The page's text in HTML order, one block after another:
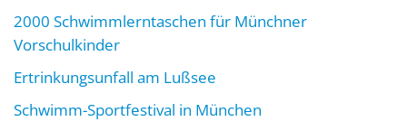
2000 Schwimmlerntaschen für Münchner
Vorschulkinder
Ertrinkungsunfall am Lußsee
Schwimm-Sportfestival in München